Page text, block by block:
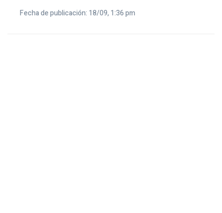
Fecha de publicación: 18/09, 1:36 pm